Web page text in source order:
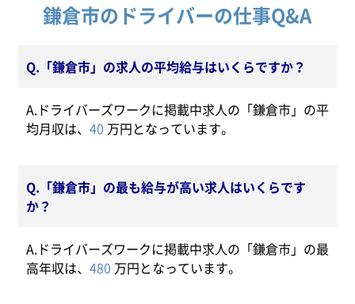
鎌倉市のドライバーの仕事Q&A
Q.「鎌倉市」の求人の平均給与はいくらですか？
A.ドライバーズワークに掲載中求人の「鎌倉市」の平
均月収は、 40 万円となっています。
Q.「鎌倉市」の最も給与が高い求人はいくらです
か？
A.ドライバーズワークに掲載中求人の「鎌倉市」の最
高年収は、 480 万円となっています。